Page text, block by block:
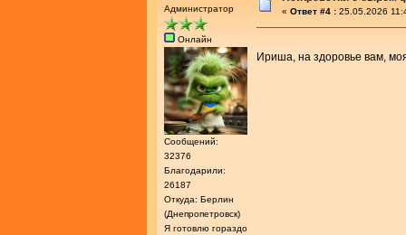
Администратор
Онлайн
Сообщений:
32376
Благодарили:
26187
Откуда: Берлин
(Днепропетровск)
Я готовлю гораздо
« Ответ #4 : 25.05.2026
Ириша, на здоровье вам,